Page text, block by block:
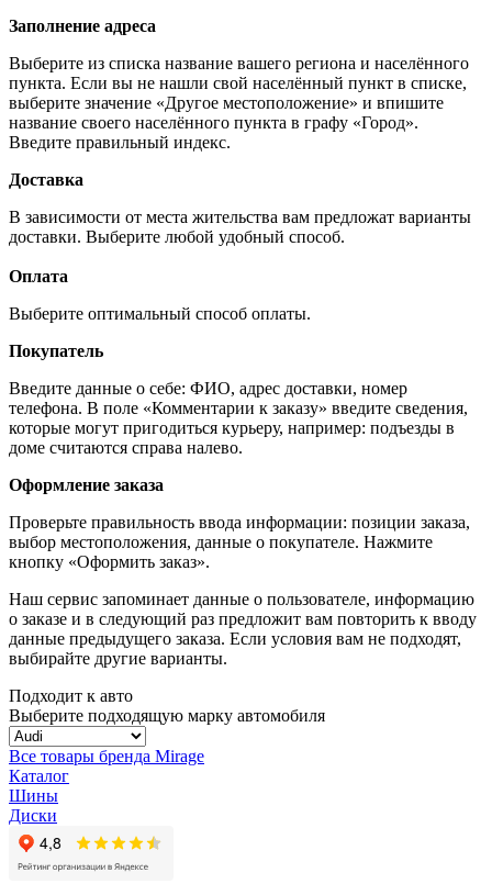
Заполнение адреса
Выберите из списка название вашего региона и населённого
пункта. Если вы не нашли свой населённый пункт в списке,
выберите значение «Другое местоположение» и впишите
название своего населённого пункта в графу «Город».
Введите правильный индекс.
Доставка
В зависимости от места жительства вам предложат варианты
доставки. Выберите любой удобный способ.
Оплата
Выберите оптимальный способ оплаты.
Покупатель
Введите данные о себе: ФИО, адрес доставки, номер
телефона. В поле «Комментарии к заказу» введите сведения,
которые могут пригодиться курьеру, например: подъезды в
доме считаются справа налево.
Оформление заказа
Проверьте правильность ввода информации: позиции заказа,
выбор местоположения, данные о покупателе. Нажмите
кнопку «Оформить заказ».
Наш сервис запоминает данные о пользователе, информацию
о заказе и в следующий раз предложит вам повторить к вводу
данные предыдущего заказа. Если условия вам не подходят,
выбирайте другие варианты.
Подходит к авто
Выберите подходящую марку автомобиля
Все товары бренда Mirage
Каталог
Шины
Диски